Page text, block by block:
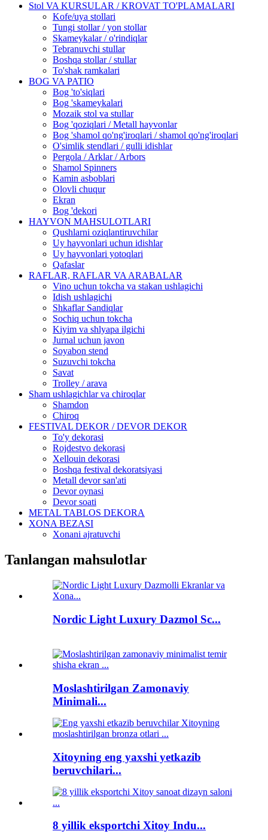
Stol VA KURSULAR / KROVAT TO'PLAMALARI
Kofe/uya stollari
Tungi stollar / yon stollar
Skameykalar / o'rindiqlar
Tebranuvchi stullar
Boshqa stollar / stullar
To'shak ramkalari
BOG VA PATIO
Bog 'to'siqlari
Bog 'skameykalari
Mozaik stol va stullar
Bog 'qoziqlari / Metall hayvonlar
Bog 'shamol qo'ng'iroqlari / shamol qo'ng'iroqlari
O'simlik stendlari / gulli idishlar
Pergola / Arklar / Arbors
Shamol Spinners
Kamin asboblari
Olovli chuqur
Ekran
Bog 'dekori
HAYVON MAHSULOTLARI
Qushlarni oziqlantiruvchilar
Uy hayvonlari uchun idishlar
Uy hayvonlari yotoqlari
Qafaslar
RAFLAR, RAFLAR VA ARABALAR
Vino uchun tokcha va stakan ushlagichi
Idish ushlagichi
Shkaflar Sandiqlar
Sochiq uchun tokcha
Kiyim va shlyapa ilgichi
Jurnal uchun javon
Soyabon stend
Suzuvchi tokcha
Savat
Trolley / arava
Sham ushlagichlar va chiroqlar
Shamdon
Chiroq
FESTIVAL DEKOR / DEVOR DEKOR
To'y dekorasi
Rojdestvo dekorasi
Xellouin dekorasi
Boshqa festival dekoratsiyasi
Metall devor san'ati
Devor oynasi
Devor soati
METAL TABLOS DEKORA
XONA BEZASI
Xonani ajratuvchi
Tanlangan mahsulotlar
Nordic Light Luxury Dazmol Sc...
Moslashtirilgan Zamonaviy
Minimali...
Xitoyning eng yaxshi yetkazib
beruvchilari...
8 yillik eksportchi Xitoy Indu...